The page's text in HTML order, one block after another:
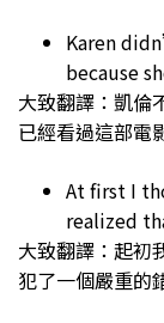
Karen
because
大致翻譯：凱倫
已經看過這部電
At first I
realized
大致翻譯：起初
犯了一個嚴重的